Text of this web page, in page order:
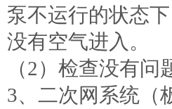
泵不运行的状态
没有空气进入。
（2）检查没有
3、二次网系统（